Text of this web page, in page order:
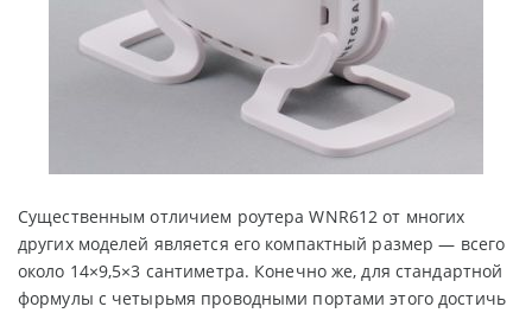
Существенным отличием роутера WNR612 от многих
других моделей является его компактный размер — всего
около 14×9,5×3 сантиметра. Конечно же, для стандартной
формулы с четырьмя проводными портами этого достичь